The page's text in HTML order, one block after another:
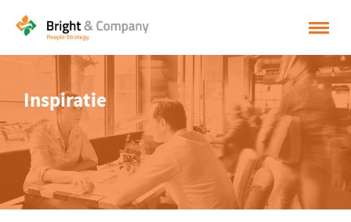
OPLOSSINGEN
CASES
INSPIRATIE
OVER BRIGHT & COMPANY
Inspiratie